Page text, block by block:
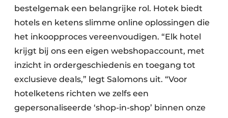
bestelgemak een belangrijke rol. Hotek biedt
hotels en ketens slimme online oplossingen die
het inkoopproces vereenvoudigen. “Elk hotel
krijgt bij ons een eigen webshopaccount, met
inzicht in ordergeschiedenis en toegang tot
exclusieve deals,” legt Salomons uit. “Voor
hotelketens richten we zelfs een
gepersonaliseerde ‘shop-in-shop’ binnen onze